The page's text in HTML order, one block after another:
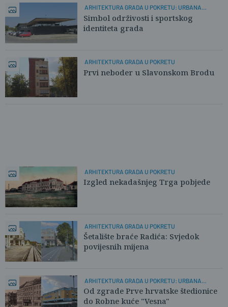
ARHITEKTURA GRADA U POKRETU: URBANA
OBNOVA
Simbol održivosti i sportskog
identiteta grada
ARHITEKTURA GRADA U POKRETU
Prvi neboder u Slavonskom Brodu
ARHITEKTURA GRADA U POKRETU
Izgled nekadašnjeg Trga pobjede
ARHITEKTURA GRADA U POKRETU
Šetalište braće Radića: Svjedok
povijesnih mijena
ARHITEKTURA GRADA U POKRETU: URBANA
OBNOVA
Od zgrade Prve hrvatske štedionice
do Robne kuće "Vesna"